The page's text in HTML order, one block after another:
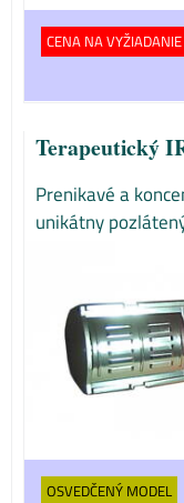
CENA NA VYŽIADANIE
Terapeutický
Prenikavé a
unikátny
OSVEDČENÝ MODEL